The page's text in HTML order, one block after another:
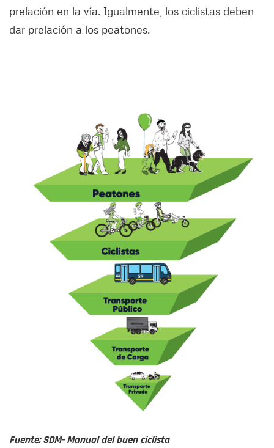
prelación en la vía. Igualmente, los ciclistas deben
dar prelación a los peatones.
Fuente: SDM- Manual del buen ciclista